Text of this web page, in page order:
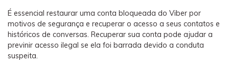
É essencial restaurar uma conta bloqueada do Viber por
motivos de segurança e recuperar o acesso a seus contatos e
históricos de conversas. Recuperar sua conta pode ajudar a
previnir acesso ilegal se ela foi barrada devido a conduta
suspeita.